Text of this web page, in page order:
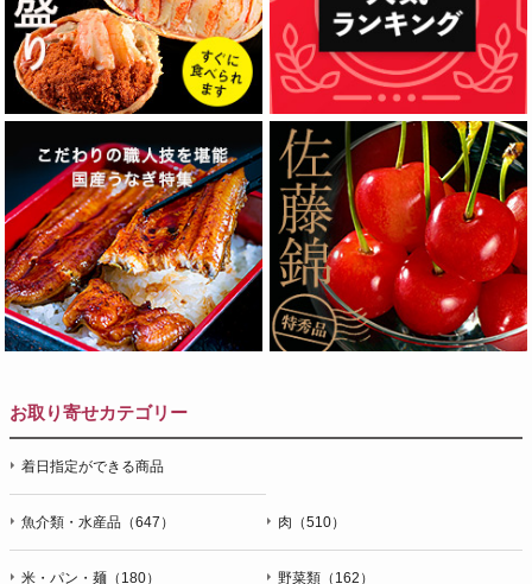
お取り寄せカテゴリー
着日指定ができる商品
魚介類・水産品（647） 肉（510）
米・パン・麺（180） 野菜類（162）